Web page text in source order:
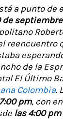
a punto de
de
reencuentro
de la
El Último
Colombia.
7:00 pm, con
las 4:00 pm